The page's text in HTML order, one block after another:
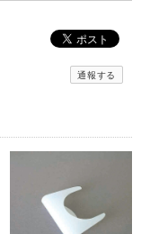
通報する